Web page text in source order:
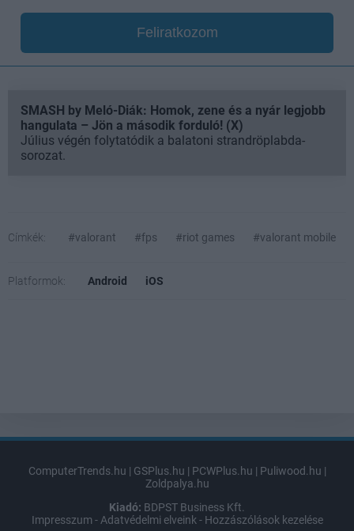
Feliratkozom
SMASH by Meló-Diák: Homok, zene és a nyár legjobb
hangulata – Jön a második forduló! (X)
Július végén folytatódik a balatoni strandröplabda-
sorozat.
Címkék: #valorant #fps #riot games #valorant mobile
Platformok: Android iOS
ComputerTrends.hu | GSPlus.hu | PCWPlus.hu | Puliwood.hu |
Zoldpalya.hu
Kiadó: BDPST Business Kft.
Impresszum - Adatvédelmi elveink - Hozzászólások kezelése